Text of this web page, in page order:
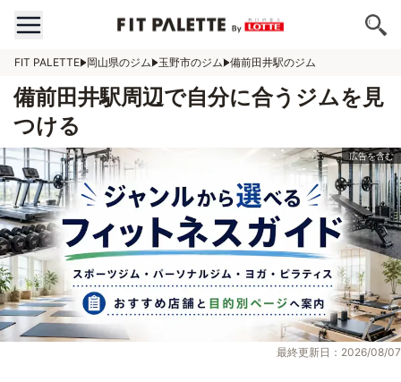
FIT PALETTE 岡山県のジム 玉野市のジム 備前田井駅のジム
備前田井駅周辺で自分に合うジムを見
つける
最終更新日：2026/08/07